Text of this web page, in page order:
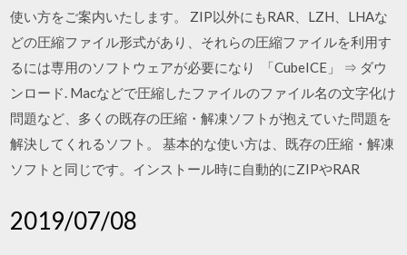
使い方をご案内いたします。 ZIP以外にもRAR、LZH、LHAな
どの圧縮ファイル形式があり、それらの圧縮ファイルを利用す
るには専用のソフトウェアが必要になり 「CubeICE」 ⇒ ダウ
ンロード. Macなどで圧縮したファイルのファイル名の文字化け
問題など、多くの既存の圧縮・解凍ソフトが抱えていた問題を
解決してくれるソフト。 基本的な使い方は、既存の圧縮・解凍
ソフトと同じです。インストール時に自動的にZIPやRAR
2019/07/08